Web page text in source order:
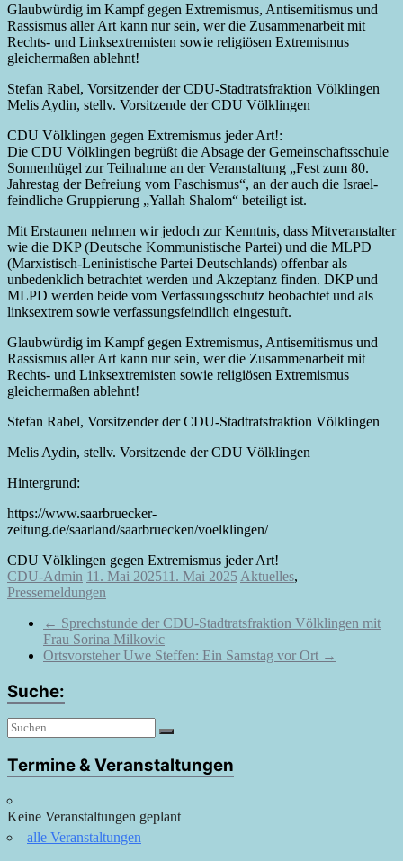
Glaubwürdig im Kampf gegen Extremismus, Antisemitismus und
Rassismus aller Art kann nur sein, wer die Zusammenarbeit mit
Rechts- und Linksextremisten sowie religiösen Extremismus
gleichermaßen ablehnt!
Stefan Rabel, Vorsitzender der CDU-Stadtratsfraktion Völklingen
Melis Aydin, stellv. Vorsitzende der CDU Völklingen
CDU Völklingen gegen Extremismus jeder Art!:
Die CDU Völklingen begrüßt die Absage der Gemeinschaftsschule
Sonnenhügel zur Teilnahme an der Veranstaltung „Fest zum 80.
Jahrestag der Befreiung vom Faschismus“, an der auch die Israel-
feindliche Gruppierung „Yallah Shalom“ beteiligt ist.
Mit Erstaunen nehmen wir jedoch zur Kenntnis, dass Mitveranstalter
wie die DKP (Deutsche Kommunistische Partei) und die MLPD
(Marxistisch-Leninistische Partei Deutschlands) offenbar als
unbedenklich betrachtet werden und Akzeptanz finden. DKP und
MLPD werden beide vom Verfassungsschutz beobachtet und als
linksextrem sowie verfassungsfeindlich eingestuft.
Glaubwürdig im Kampf gegen Extremismus, Antisemitismus und
Rassismus aller Art kann nur sein, wer die Zusammenarbeit mit
Rechts- und Linksextremisten sowie religiösen Extremismus
gleichermaßen ablehnt!
Stefan Rabel, Vorsitzender der CDU-Stadtratsfraktion Völklingen
Melis Aydin, stellv. Vorsitzende der CDU Völklingen
Hintergrund:
https://www.saarbruecker-
zeitung.de/saarland/saarbruecken/voelklingen/
CDU Völklingen gegen Extremismus jeder Art!
CDU-Admin 11. Mai 202511. Mai 2025 Aktuelles,
Pressemeldungen
← Sprechstunde der CDU-Stadtratsfraktion Völklingen mit
Frau Sorina Milkovic
Ortsvorsteher Uwe Steffen: Ein Samstag vor Ort →
Suche:
Termine & Veranstaltungen
Keine Veranstaltungen geplant
alle Veranstaltungen